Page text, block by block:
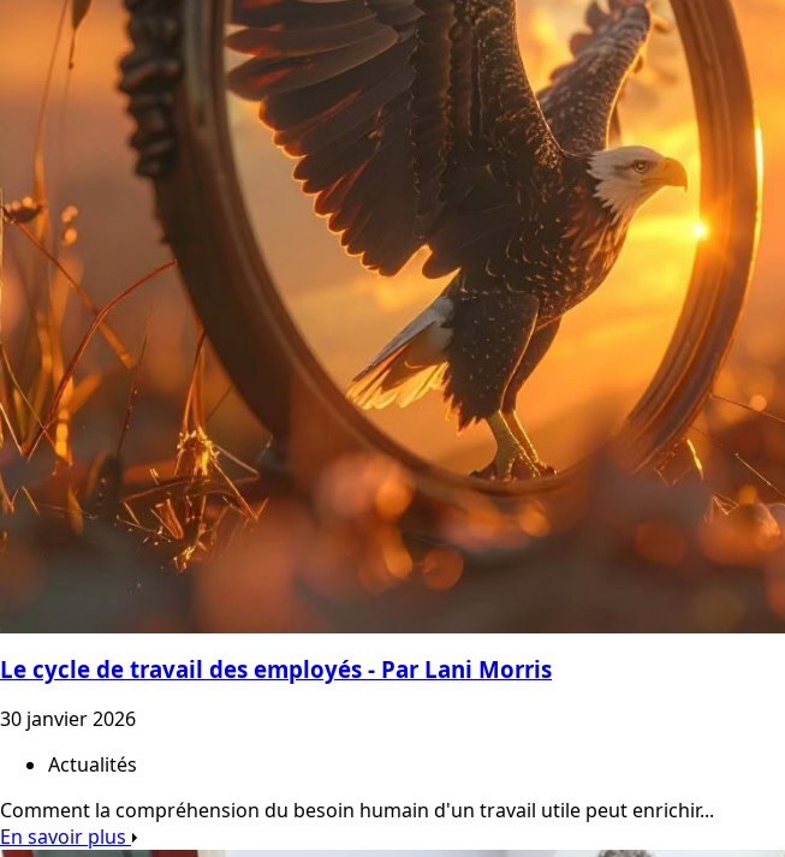
Le cycle de travail des employés - Par Lani Morris
30 janvier 2026
Actualités
Comment la compréhension du besoin humain d'un travail utile peut enrichir...
En savoir plus